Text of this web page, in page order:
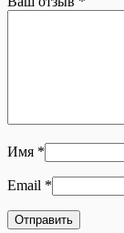
Имя *
Email *